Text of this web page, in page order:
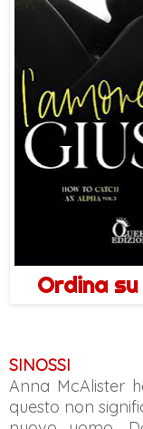
Ordina su
SINOSSI
Anna McAlister
questo non